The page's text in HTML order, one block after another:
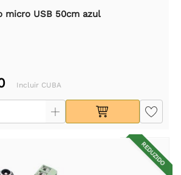
micro USB 50cm azul
Incluir CUBA
REDUZIDO